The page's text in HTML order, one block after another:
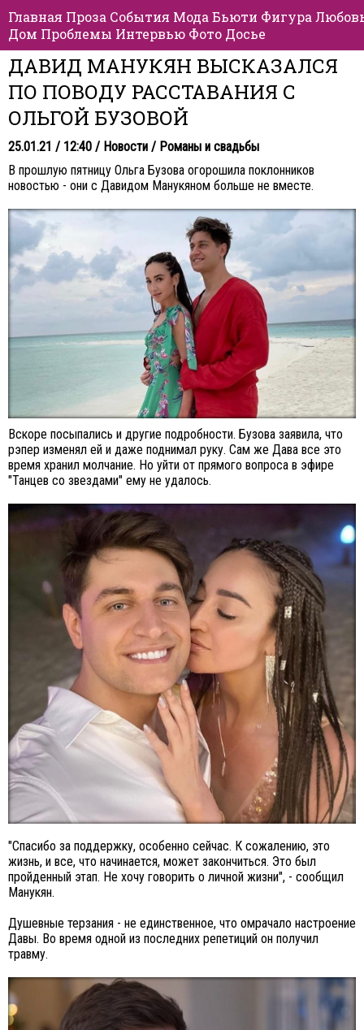
Главная Проза События Мода Бьюти Фигура
Дом Проблемы Интервью Фото Досье
ДАВИД МАНУКЯН ВЫСКАЗАЛСЯ
ПО ПОВОДУ РАССТАВАНИЯ С
ОЛЬГОЙ БУЗОВОЙ
25.01.21 / 12:40 / Новости / Романы и свадьбы
В прошлую пятницу Ольга Бузова огорошила поклонников
новостью - они с Давидом Манукяном больше не вместе.
Вскоре посыпались и другие подробности. Бузова заявила, что
рэпер изменял ей и даже поднимал руку. Сам же Дава все это
время хранил молчание. Но уйти от прямого вопроса в эфире
"Танцев со звездами" ему не удалось.
"Спасибо за поддержку, особенно сейчас. К сожалению, это
жизнь, и все, что начинается, может закончиться. Это был
пройденный этап. Не хочу говорить о личной жизни", - сообщил
Манукян.
Душевные терзания - не единственное, что омрачало настроение
Давы. Во время одной из последних репетиций он получил
травму.